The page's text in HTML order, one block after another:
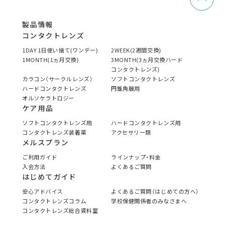
製品情報
コンタクトレンズ
1DAY 1日使い捨て(ワンデー)
2WEEK(2週間交換)
1MONTH(1ヵ月交換)
3MONTH(3ヵ月交換ハード
コンタクトレンズ)
カラコン（サークルレンズ）
ソフトコンタクトレンズ
ハードコンタクトレンズ
円錐角膜用
オルソケラトロジー
ケア用品
ソフトコンタクトレンズ用
ハードコンタクトレンズ用
コンタクトレンズ装着薬
アクセサリー類
メルスプラン
ご利用ガイド
ラインナップ・料金
入会方法
よくあるご質問
はじめてガイド
安心アドバイス
よくあるご質問（はじめての方へ）
コンタクトレンズコラム
学校保健関係者のみなさまへ
コンタクトレンズ総合資料室